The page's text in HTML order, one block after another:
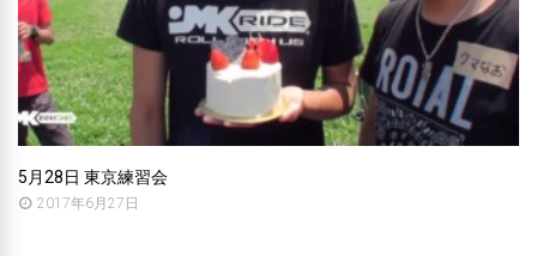
5月28日 東京練習会
2017年6月27日